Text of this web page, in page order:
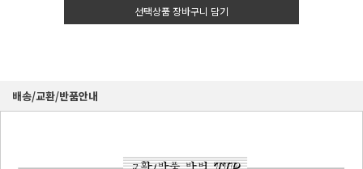
선택상품 장바구니 담기
배송/교환/반품안내